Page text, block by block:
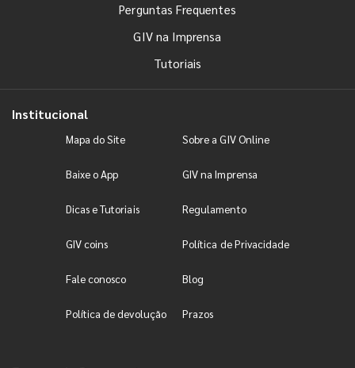
Perguntas Frequentes
GIV na Imprensa
Tutoriais
Institucional
Mapa do Site Sobre a GIV Online
Baixe o App GIV na Imprensa
Dicas e Tutoriais Regulamento
GIV coins Política de Privacidade
Fale conosco Blog
Política de devolução Prazos